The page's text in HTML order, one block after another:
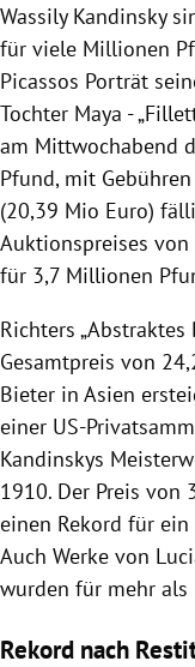
Untermenü
Wassily Kandinsky
für viele Millionen
Picassos Porträt
Tochter Maya -
am Mittwochabend
Pfund, mit
(20,39 Mio Euro)
Auktionspreises
für 3,7 Millionen
Richters
Gesamtpreis von
Bieter in Asien
einer US-
Kandinskys
1910. Der Preis von
einen Rekord für
Auch Werke von
wurden für mehr
Rekord nach